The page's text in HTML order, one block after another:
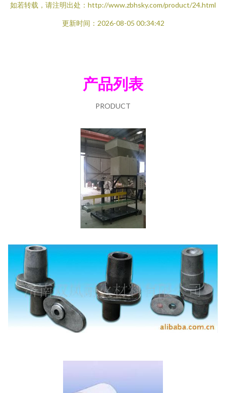
如若转载，请注明出处：http://www.zbhsky.com/product/24.html
更新时间：2026-08-05 00:34:42
产品列表
PRODUCT